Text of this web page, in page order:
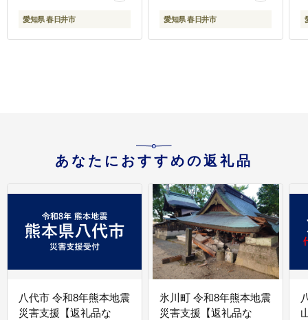
愛知県 春日井市 愛知県 春日井市
あなたにおすすめの返礼品
八代市 令和8年熊本地震
災害支援【返礼品な
氷川町 令和8年熊本地震
災害支援【返礼品な